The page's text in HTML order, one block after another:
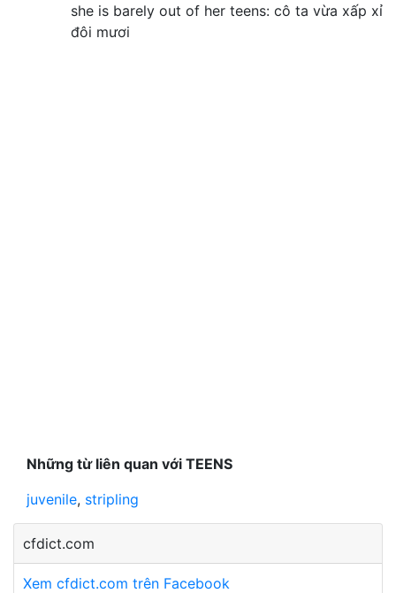
she is barely out of her teens: cô ta vừa xấp xỉ
đôi mươi
Những từ liên quan với TEENS
juvenile, stripling
cfdict.com
Xem cfdict.com trên Facebook